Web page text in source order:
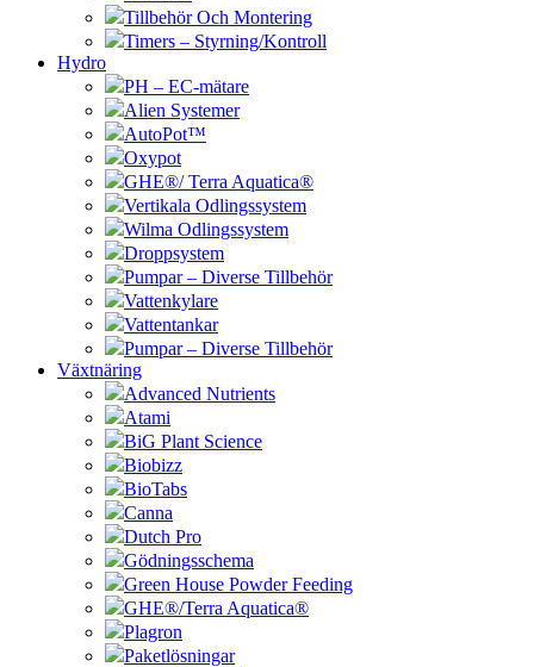
Tillbehör Och Montering
Timers – Styrning/Kontroll
Hydro
PH – EC-mätare
Alien Systemer
AutoPot™
Oxypot
GHE®/ Terra Aquatica®
Vertikala Odlingssystem
Wilma Odlingssystem
Droppsystem
Pumpar – Diverse Tillbehör
Vattenkylare
Vattentankar
Pumpar – Diverse Tillbehör
Växtnäring
Advanced Nutrients
Atami
BiG Plant Science
Biobizz
BioTabs
Canna
Dutch Pro
Gödningsschema
Green House Powder Feeding
GHE®/Terra Aquatica®
Plagron
Paketlösningar